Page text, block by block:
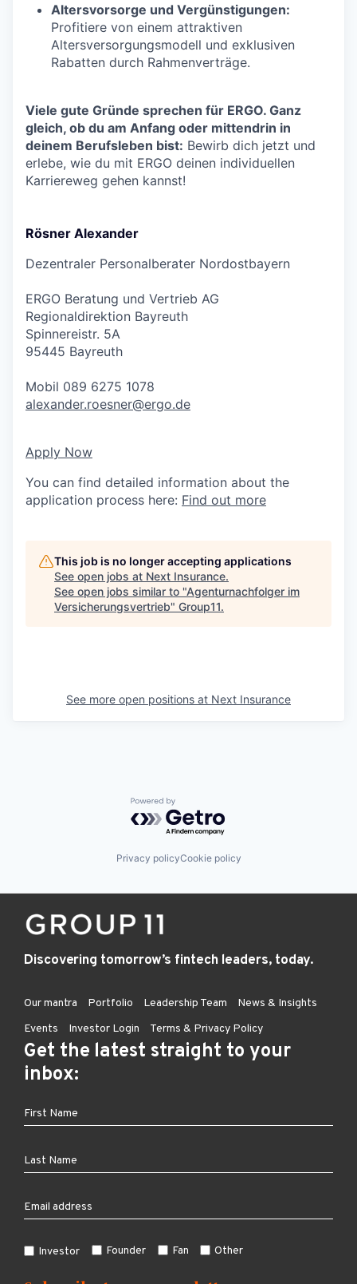
Altersvorsorge und Vergünstigungen:
Profitiere von einem attraktiven
Altersversorgungsmodell und exklusiven
Rabatten durch Rahmenverträge.
Viele gute Gründe sprechen für ERGO. Ganz
gleich, ob du am Anfang oder mittendrin in
deinem Berufsleben bist: Bewirb dich jetzt und
erlebe, wie du mit ERGO deinen individuellen
Karriereweg gehen kannst!
Rösner Alexander
Dezentraler Personalberater Nordostbayern
ERGO Beratung und Vertrieb AG
Regionaldirektion Bayreuth
Spinnereistr. 5A
95445 Bayreuth
Mobil 089 6275 1078
alexander.roesner@ergo.de
Apply Now
You can find detailed information about the
application process here: Find out more
This job is no longer accepting applications
See open jobs at Next Insurance.
See open jobs similar to "Agenturnachfolger im
Versicherungsvertrieb" Group11.
See more open positions at Next Insurance
Powered by Getro.com
Privacy policyCookie policy
Discovering tomorrow’s fintech leaders, today.
Our mantra Portfolio Leadership Team
News & Insights
Events
Investor Login Terms & Privacy Policy
Get the latest straight to your
inbox:
Investor Founder Fan Other